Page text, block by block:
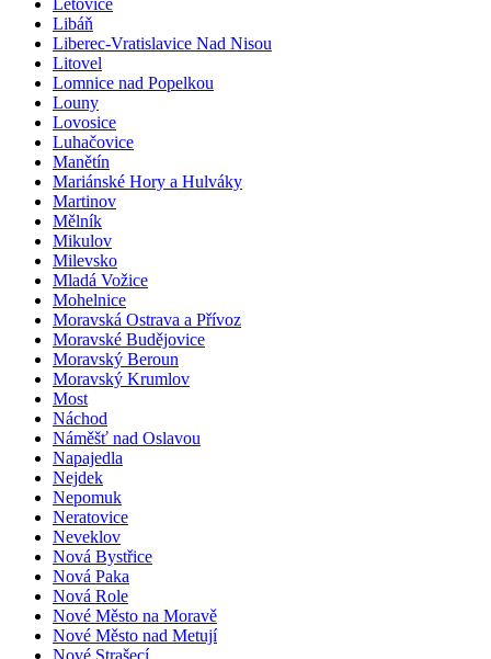
Letovice
Libáň
Liberec-Vratislavice Nad Nisou
Litovel
Lomnice nad Popelkou
Louny
Lovosice
Luhačovice
Manětín
Mariánské Hory a Hulváky
Martinov
Mělník
Mikulov
Milevsko
Mladá Vožice
Mohelnice
Moravská Ostrava a Přívoz
Moravské Budějovice
Moravský Beroun
Moravský Krumlov
Most
Náchod
Náměšť nad Oslavou
Napajedla
Nejdek
Nepomuk
Neratovice
Neveklov
Nová Bystřice
Nová Paka
Nová Role
Nové Město na Moravě
Nové Město nad Metují
Nové Strašecí